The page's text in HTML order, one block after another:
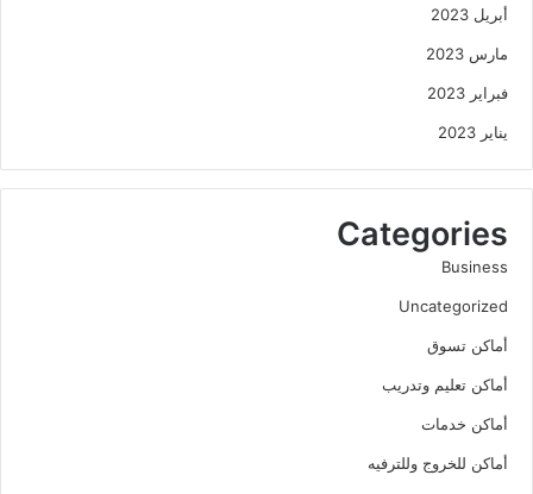
أبريل 2023
مارس 2023
فبراير 2023
يناير 2023
Categories
Business
Uncategorized
أماكن تسوق
أماكن تعليم وتدريب
أماكن خدمات
أماكن للخروج وللترفيه